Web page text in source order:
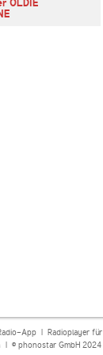
OLDIE
App| Radioplayer für
| © phonostar GmbH 2024